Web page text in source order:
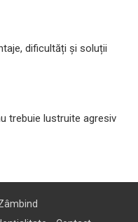
dificultăți și soluții
trebuie lustruite agresiv